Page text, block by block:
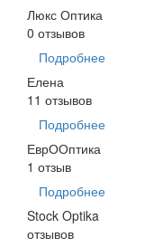
Люкс Оптика
0 отзывов
Подробнее
Елена
11 отзывов
Подробнее
ЕврООптика
1 отзыв
Подробнее
Stock Optika
отзывов